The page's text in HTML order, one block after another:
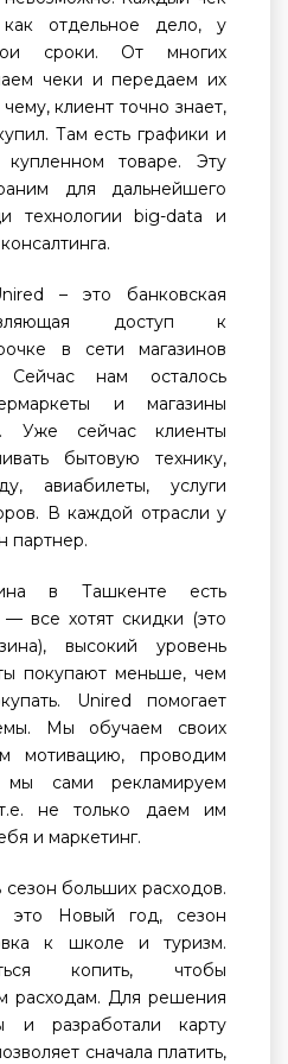
отдельное дело, у
сроки. От многих
чеки и передаем их
клиент точно знает,
Там есть графики и
товаре. Эту
для дальнейшего
технологии big-data и
– это банковская
доступ к
в сети магазинов
нам осталось
и магазины
Уже сейчас клиенты
бытовую технику,
авиабилеты, услуги
В каждой отрасли у
партнер.
в Ташкенте есть
все хотят скидки (это
высокий уровень
покупают меньше, чем
Unired помогает
Мы обучаем своих
мотивацию, проводим
сами рекламируем
не только даем им
и маркетинг.
больших расходов.
это Новый год, сезон
к школе и туризм.
копить, чтобы
расходам. Для решения
разработали карту
сначала платить,